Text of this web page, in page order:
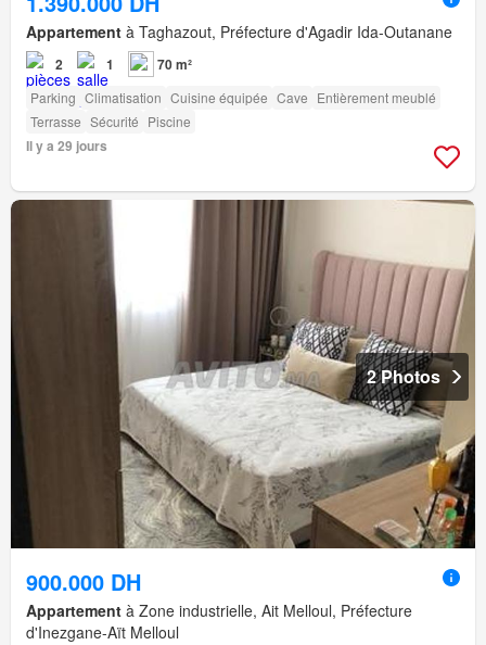
Appartement à Taghazout, Préfecture d'Agadir Ida-Outanane
2 1 70 m²
Parking Climatisation Cuisine équipée Cave Entièrement meublé
Terrasse Sécurité Piscine
Il y a 29 jours
2 Photos
900.000 DH
Appartement à Zone industrielle, Ait Melloul, Préfecture
d'Inezgane-Aït Melloul